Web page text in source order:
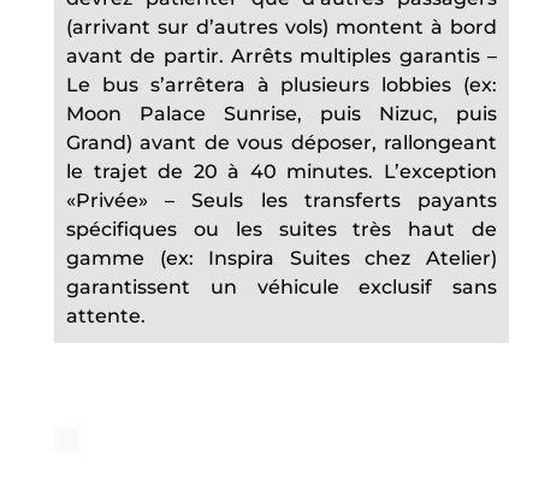
(arrivant sur d’autres vols) montent à bord
avant de partir. Arrêts multiples garantis –
Le bus s’arrêtera à plusieurs lobbies (ex:
Moon Palace Sunrise, puis Nizuc, puis
Grand) avant de vous déposer, rallongeant
le trajet de 20 à 40 minutes. L’exception
«Privée» – Seuls les transferts payants
spécifiques ou les suites très haut de
gamme (ex: Inspira Suites chez Atelier)
garantissent un véhicule exclusif sans
attente.